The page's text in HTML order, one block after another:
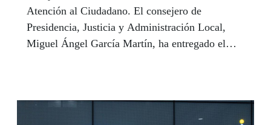
Atención al Ciudadano. El consejero de
Presidencia, Justicia y Administración Local,
Miguel Ángel García Martín, ha entregado el